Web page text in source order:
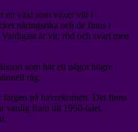
en växt som växer vilt i
näringsrika och de finns i
är vit, röd och svart men
som har ett något högre
råg.
färgen på havrekornen. Det finns
vanlig fram till 1950-talet,